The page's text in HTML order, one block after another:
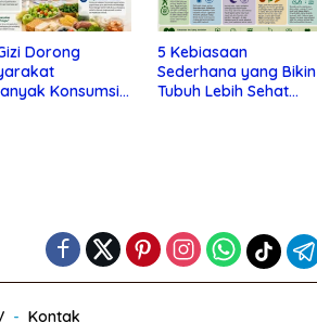
Dorong
Konsumsi
5 Kebiasaan
Sederhana yang Bikin
Tubuh Lebih Sehat
Kontak